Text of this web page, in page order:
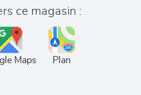
ce magasin :
Maps Plan